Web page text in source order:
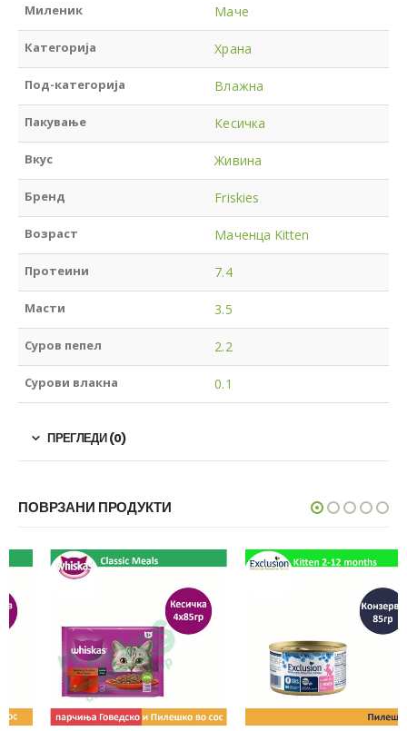
Миленик Маче
Категорија Храна
Под-категорија Влажна
Пакување Кесичка
Вкус Живина
Бренд Friskies
Возраст Маченца Kitten
Протеини 7.4
Масти 3.5
Суров пепел 2.2
Сурови влакна 0.1
ПРЕГЛЕДИ (0)
ПОВРЗАНИ ПРОДУКТИ